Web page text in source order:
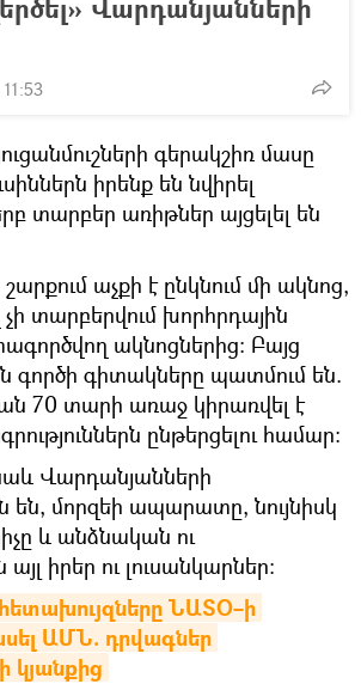
Վարդանյանների
գերակշիռ մասը
իրենք են նվիրել
տարբեր առիթներ այցելել են
աչքի է ընկնում մի ակնոց,
տարբերվում խորհրդային
ակնոցներից։ Բայց
գործի գիտակները պատմում են.
70 տարի առաջ կիրառվել է
ընթերցելու համար։
Վարդանյանների
են, մորզեի ապարատը, նույնիսկ
և անձնական ու
իրեր ու լուսանկարներ։
ՆԱՏՕ–ի
ԱՄՆ. դրվագներ
կյանքից